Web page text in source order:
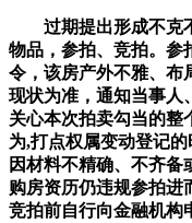
过期提出形成不克不
物品，参拍、竞拍。参
令，该房产外不雅、布
现状为准，通知当事人
关心本次拍卖勾当的整
为,打点权属变动登记
因材料不精确、不齐
购房资历仍违规参拍进
竞拍前自行向金融机构